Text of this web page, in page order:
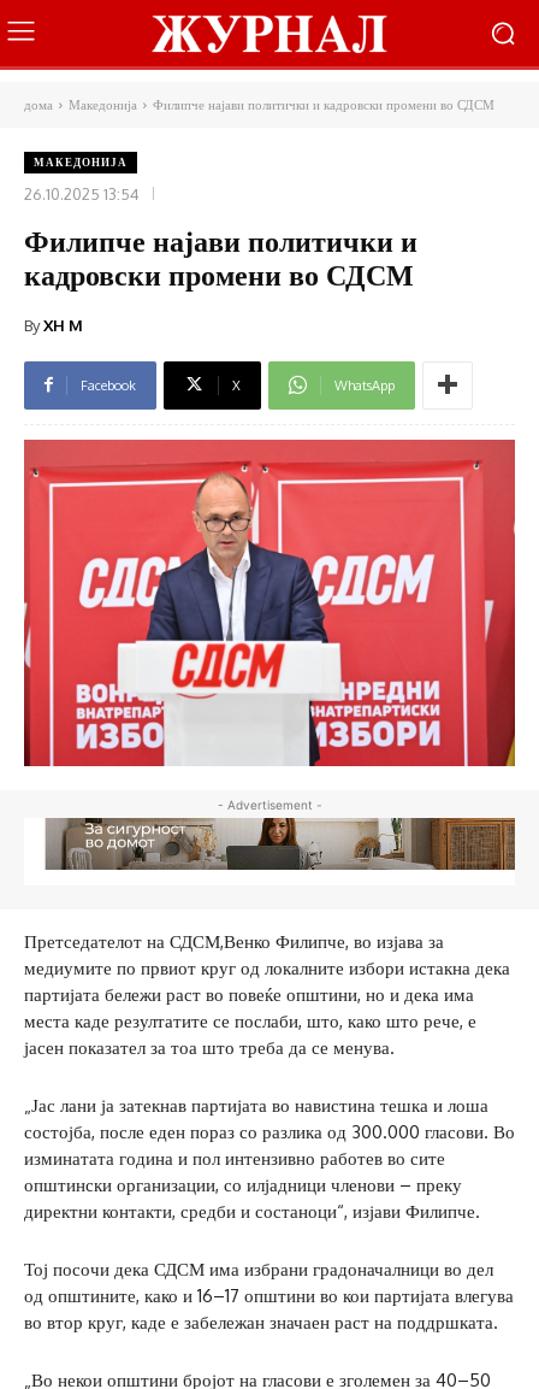
дома Македонија Филипче најави политички и кадровски промени во СДСМ
МАКЕДОНИЈА
26.10.2025 13:54
Филипче најави политички и
кадровски промени во СДСМ
ByXH M
Facebook X WhatsApp
- Advertisement -
Претседателот на СДСМ,Венко Филипче, во изјава за
медиумите по првиот круг од локалните избори истакна дека
партијата бележи раст во повеќе општини, но и дека има
места каде резултатите се послаби, што, како што рече, е
јасен показател за тоа што треба да се менува.
„Јас лани ја затекнав партијата во навистина тешка и лоша
состојба, после еден пораз со разлика од 300.000 гласови. Во
изминатата година и пол интензивно работев во сите
општински организации, со илјадници членови – преку
директни контакти, средби и состаноци“, изјави Филипче.
Тој посочи дека СДСМ има избрани градоначалници во дел
од општините, како и 16–17 општини во кои партијата влегува
во втор круг, каде е забележан значаен раст на поддршката.
„Во некои општини бројот на гласови е зголемен за 40–50